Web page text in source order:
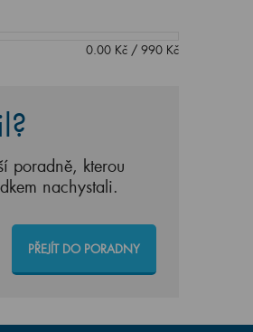
0.00Kč/ 990Kč
poradně, kterou
nachystali.
PŘEJÍT DO PORADNY